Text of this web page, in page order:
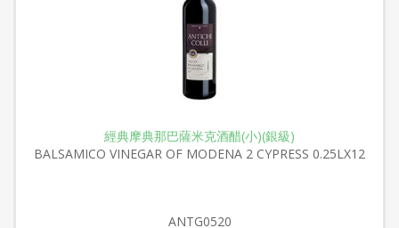
經典摩典那巴薩米克酒醋(小)(銀級)
BALSAMICO VINEGAR OF MODENA 2 CYPRESS 0.25LX12
ANTG0520